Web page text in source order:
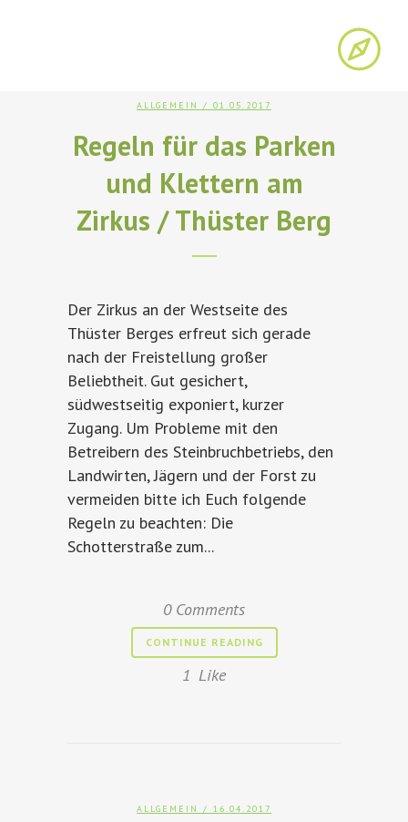
ALLGEMEIN / 01.05.2017
Regeln für das Parken
und Klettern am
Zirkus / Thüster Berg
Der Zirkus an der Westseite des
Thüster Berges erfreut sich gerade
nach der Freistellung großer
Beliebtheit. Gut gesichert,
südwestseitig exponiert, kurzer
Zugang. Um Probleme mit den
Betreibern des Steinbruchbetriebs, den
Landwirten, Jägern und der Forst zu
vermeiden bitte ich Euch folgende
Regeln zu beachten: Die
Schotterstraße zum...
0 Comments
CONTINUE READING
1 Like
ALLGEMEIN / 16.04.2017